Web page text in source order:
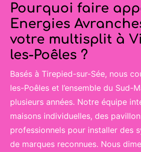
Pourquoi faire
Energies
votre multisplit à
les-Poêles ?
Basés à Tirepied-sur-Sée, nous
les-Poêles et l’ensemble du Sud-
plusieurs années. Notre équipe
maisons individuelles, des
professionnels pour installer des
de marques reconnues. Nous